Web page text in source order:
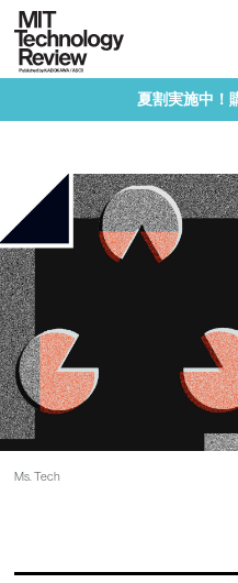
夏割実施中！
Ms. Tech